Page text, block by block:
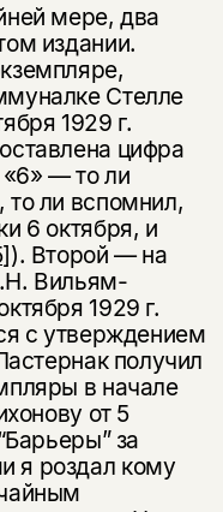
мере, два
издании.
Стелле
1929 г.
цифра
«6» — то ли
то ли вспомнил,
6 октября, и
). Второй — на
Вильям-
1929 г.
с утверждением
получил
в начале
от 5
за
я роздал кому